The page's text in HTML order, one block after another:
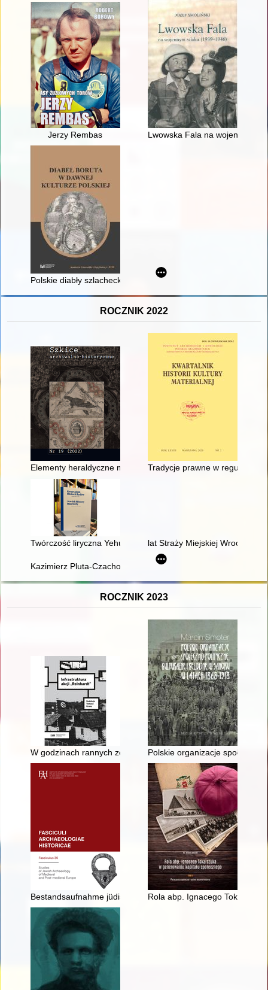
Jerzy Rembas Lwowska Fala na wojennym
Polskie diabły szlacheckie : aspekt historyczny
ROCZNIK 2022
Elementy heraldyczne mapy pszczyńskiego wolnego
Tradycje prawne w
Twórczość liryczna Yehudy ha-Lewiego jako klucz
lat Straży Miejskiej Wrocławia :
Kazimierz Pluta-Czachowski "Kuczaba" : działalność od 1945
ROCZNIK 2023
W godzinach rannych zebrano na tym placu około 2000
Polskie organizacje
Bestandsaufnahme jüdischer Friedhöfe und ihrer Relikte
Rola abp. Ignacego